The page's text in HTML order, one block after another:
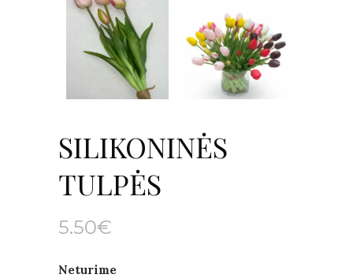
SILIKONINĖS
TULPĖS
5.50€
Neturime